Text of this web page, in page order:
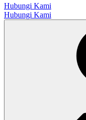
Hubungi Kami
Hubungi Kami